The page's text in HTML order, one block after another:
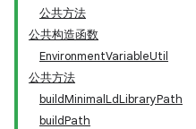
公共方法
公共构造函数
EnvironmentVariableUtil
公共方法
buildMinimalLdLibraryPath
buildPath